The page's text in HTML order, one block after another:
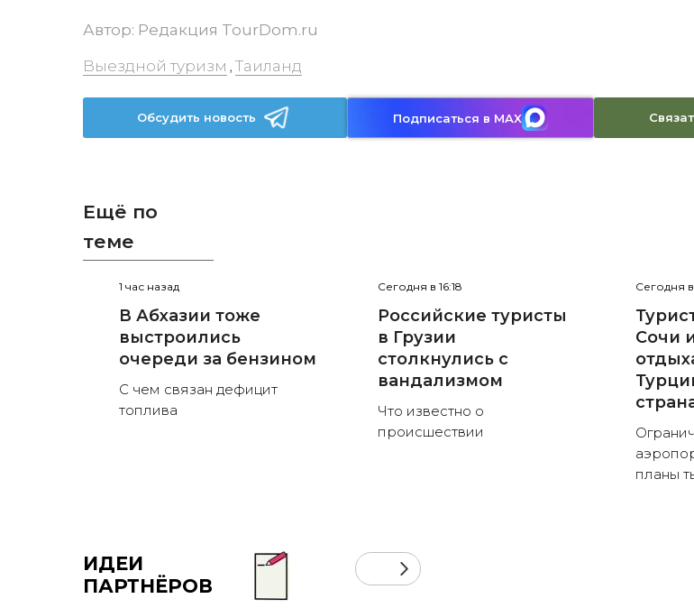
Автор: Редакция TourDom.ru
Выездной туризм , Таиланд
Обсудить новость Подписаться в MAX
Ещё по
теме
1 час назад
В Абхазии тоже
выстроились
очереди за бензином
С чем связан дефицит
топлива
Сегодня в 16:18
Российские туристы
в Грузии
столкнулись с
вандализмом
Что известно о
происшествии
Сегодня в
Сочи
планы
ИДЕИ
ПАРТНЁРОВ